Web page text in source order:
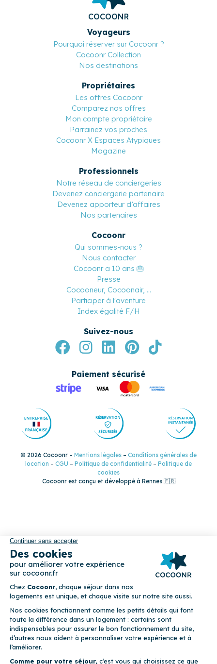
COCOONR
Voyageurs
Pourquoi réserver sur Cocoonr ?
Cocoonr Collection
Nos destinations
Propriétaires
Les offres Cocoonr
Comparez nos offres
Mon compte propriétaire
Parrainez vos proches
Cocoonr X Espaces Atypiques
Magazine
Professionnels
Notre réseau de conciergeries
Devenez conciergerie partenaire
Devenez apporteur d’affaires
Nos partenaires
Cocoonr
Qui sommes-nous ?
Nous contacter
Cocoonr a 10 ans 🎂
Presse
Cocooneur, Cocoonair, ...
Participer à l'aventure
Index égalité F/H
Suivez-nous
Paiement sécurisé
© 2026 Cocoonr – Mentions légales – Conditions générales de
location – CGU – Politique de confidentialité – Politique de
cookies
Cocoonr est conçu et développé à Rennes 🇫🇷